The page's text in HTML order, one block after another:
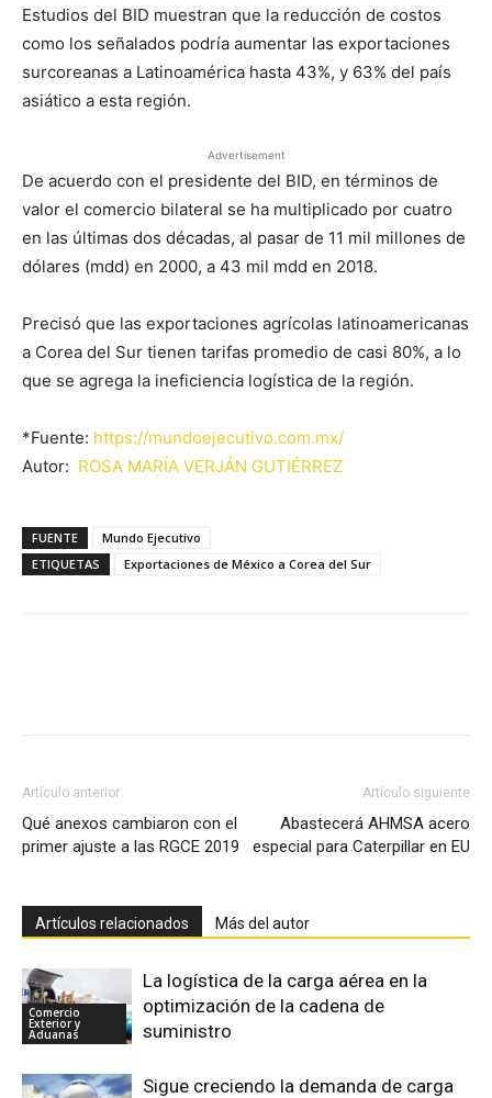
Estudios del BID muestran que la reducción de costos
como los señalados podría aumentar las exportaciones
surcoreanas a Latinoamérica hasta 43%, y 63% del país
asiático a esta región.
Advertisement
De acuerdo con el presidente del BID, en términos de
valor el comercio bilateral se ha multiplicado por cuatro
en las últimas dos décadas, al pasar de 11 mil millones de
dólares (mdd) en 2000, a 43 mil mdd en 2018.
Precisó que las exportaciones agrícolas latinoamericanas
a Corea del Sur tienen tarifas promedio de casi 80%, a lo
que se agrega la ineficiencia logística de la región.
*Fuente: https://mundoejecutivo.com.mx/
Autor: ROSA MARÍA VERJÁN GUTIÉRREZ
FUENTE
Mundo Ejecutivo
ETIQUETAS
Exportaciones de México a Corea del Sur
Artículo anterior
Qué anexos cambiaron con el
primer ajuste a las RGCE 2019
Artículo siguiente
Abastecerá AHMSA acero
especial para Caterpillar en EU
Artículos relacionados Más del autor
Comercio
Exterior y
Aduanas
La logística de la carga aérea en la
optimización de la cadena de
suministro
Sigue creciendo la demanda de carga